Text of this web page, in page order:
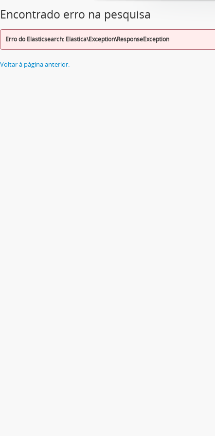
Encontrado erro na pesquisa
Erro do Elasticsearch: Elastica\Exception\ResponseException
Voltar à página anterior.